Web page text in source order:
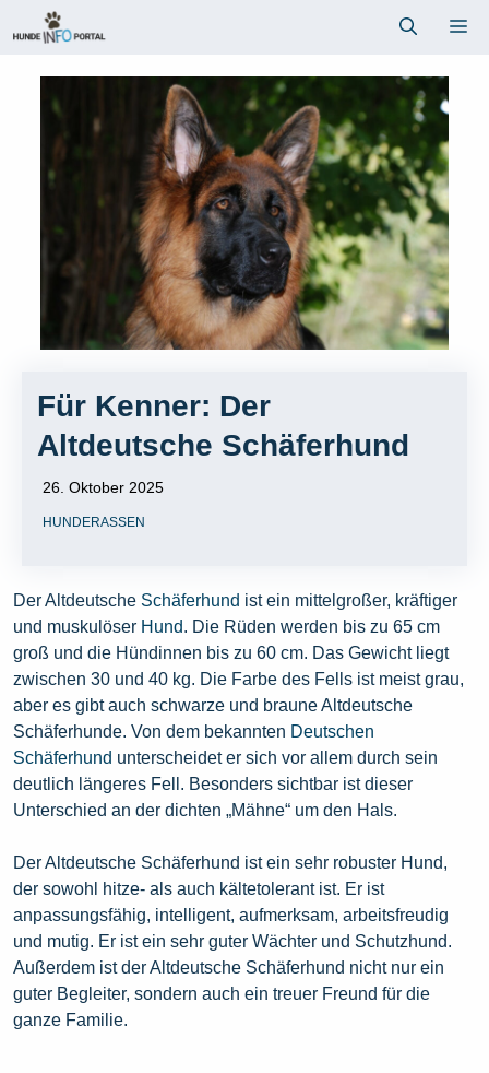
Inhalt
Für Kenner: Der
Altdeutsche Schäferhund
26. Oktober 2025
HUNDERASSEN
Der Altdeutsche Schäferhund ist ein mittelgroßer, kräftiger
und muskulöser Hund. Die Rüden werden bis zu 65 cm
groß und die Hündinnen bis zu 60 cm. Das Gewicht liegt
zwischen 30 und 40 kg. Die Farbe des Fells ist meist grau,
aber es gibt auch schwarze und braune Altdeutsche
Schäferhunde. Von dem bekannten Deutschen
Schäferhund unterscheidet er sich vor allem durch sein
deutlich längeres Fell. Besonders sichtbar ist dieser
Unterschied an der dichten „Mähne“ um den Hals.
Der Altdeutsche Schäferhund ist ein sehr robuster Hund,
der sowohl hitze- als auch kältetolerant ist. Er ist
anpassungsfähig, intelligent, aufmerksam, arbeitsfreudig
und mutig. Er ist ein sehr guter Wächter und Schutzhund.
Außerdem ist der Altdeutsche Schäferhund nicht nur ein
guter Begleiter, sondern auch ein treuer Freund für die
ganze Familie.